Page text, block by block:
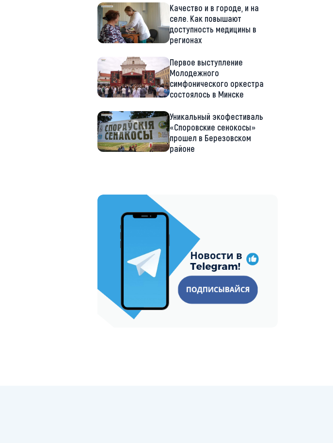
Качество и в городе, и на
селе. Как повышают
доступность медицины в
регионах
Первое выступление
Молодежного
симфонического оркестра
состоялось в Минске
Уникальный экофестиваль
«Споровские сенокосы»
прошел в Березовском
районе
https://t.me/minskctvby